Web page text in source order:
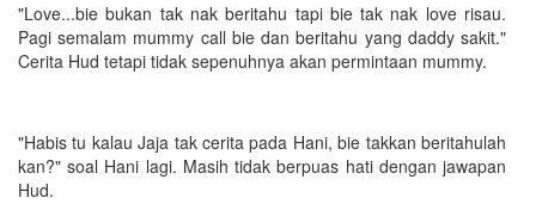
"Love...bie bukan tak nak beritahu tapi bie tak nak love risau.
Pagi semalam mummy call bie dan beritahu yang daddy sakit."
Cerita Hud tetapi tidak sepenuhnya akan permintaan mummy.
"Habis tu kalau Jaja tak cerita pada Hani, bie takkan beritahulah
kan?" soal Hani lagi. Masih tidak berpuas hati dengan jawapan
Hud.